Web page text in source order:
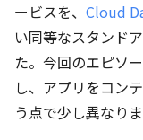
ービスを、 Cloud
い同等なスタンド
た。今回のエピソ
し、アプリをコン
う点で少し異なりま